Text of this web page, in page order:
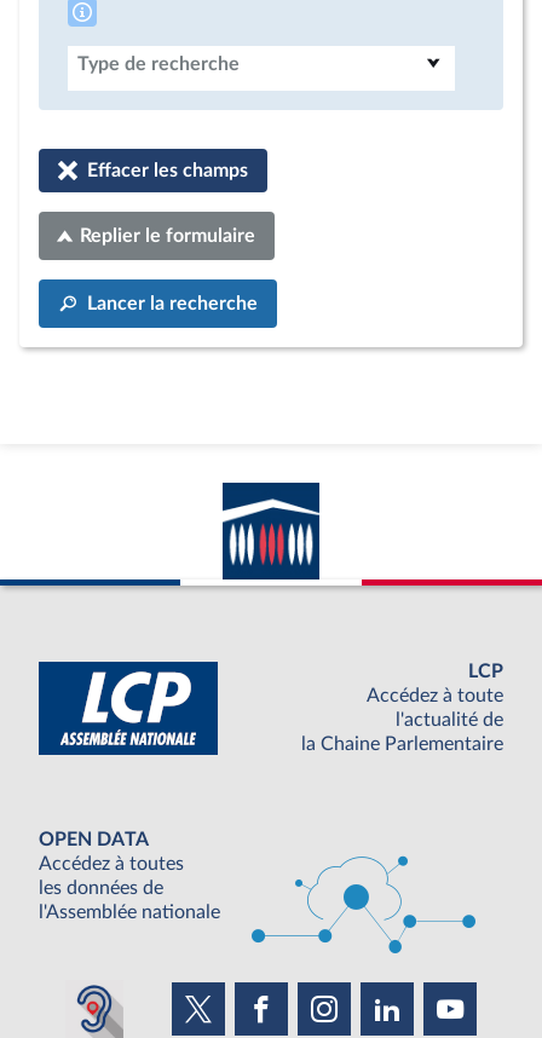
Type de recherche
Effacer les champs
Replier le formulaire
Lancer la recherche
LCP
Accédez à toute
l'actualité de
la Chaine Parlementaire
OPEN DATA
Accédez à toutes
les données de
l'Assemblée nationale